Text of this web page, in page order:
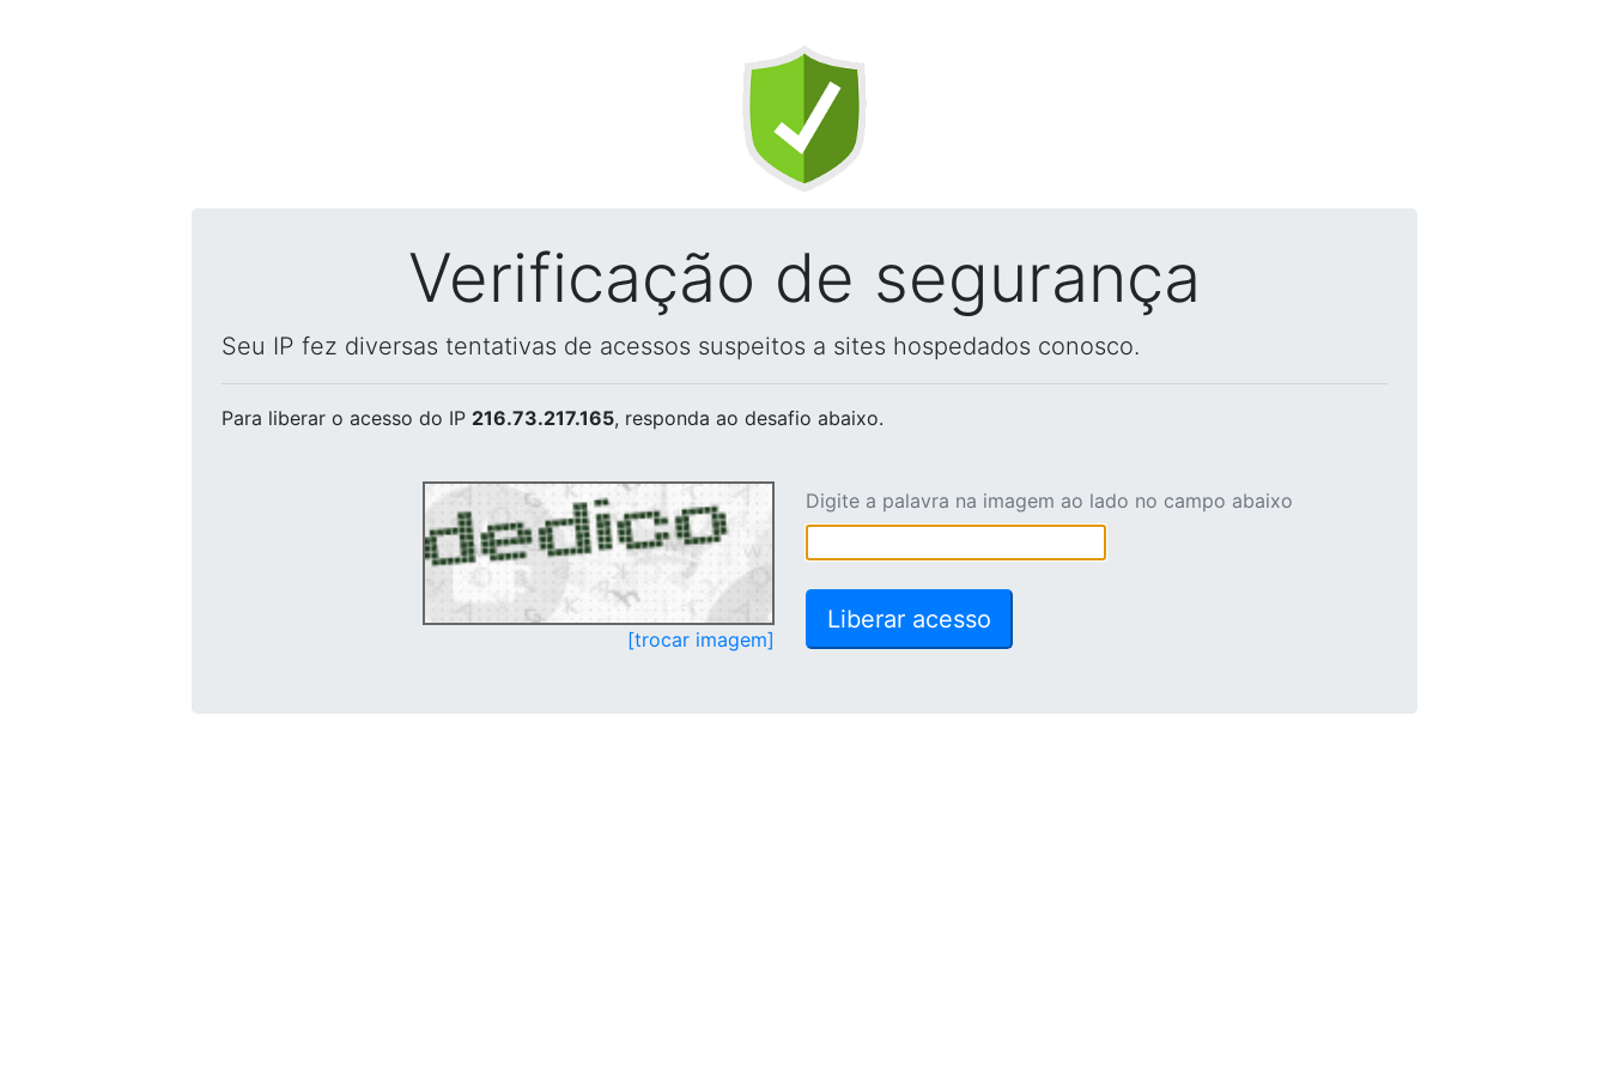
Verificação de segurança
Seu IP fez diversas tentativas de acessos suspeitos a sites hospedados conosco.
Para liberar o acesso do IP 216.73.217.165, responda ao desafio abaixo.
[trocar imagem]
Digite a palavra na imagem ao lado no campo abaixo